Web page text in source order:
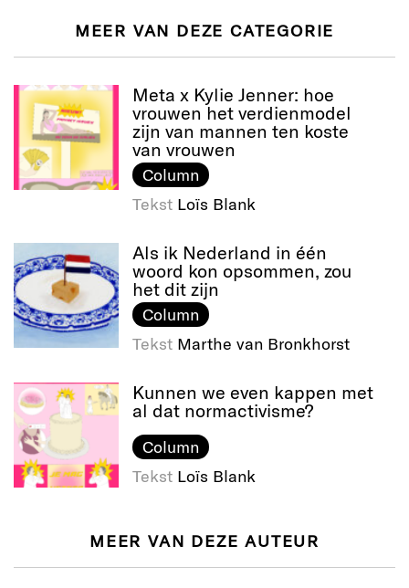
MEER VAN DEZE CATEGORIE
Meta x Kylie Jenner: hoe
vrouwen het verdienmodel
zijn van mannen ten koste
van vrouwen
Column
Tekst Loïs Blank
Als ik Nederland in één
woord kon opsommen, zou
het dit zijn
Column
Tekst Marthe van Bronkhorst
Kunnen we even kappen met
al dat normactivisme?
Column
Tekst Loïs Blank
MEER VAN DEZE AUTEUR